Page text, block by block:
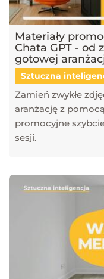
Materiały
Chata GPT - od
gotowej
Sztuczna
Zamień zwykłe
aranżację z
promocyjne
sesji.